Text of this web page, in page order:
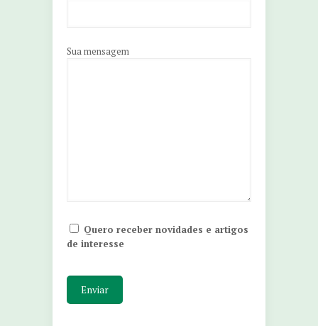
Sua mensagem
Quero receber novidades e artigos
de interesse